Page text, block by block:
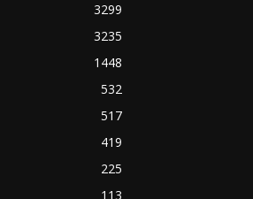
3299
3235
1448
532
517
419
225
113